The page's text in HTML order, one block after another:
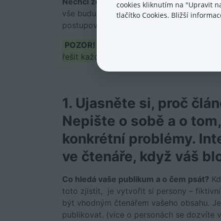
vše budu prezentovat na konkrétních e-
postupoval.
POZOR! Jedná se o zjednodušený postup
řešit každý bod mnohem více do
1. Ujasněte si, proč
Nepište o sobě a o
konkrétní problémy.
ve čtenáře, když váš
Co hledá vaše publikum a o čem psát?
toto zjistit, je vytvořit si persony –
být vhodným čtenářem vašeho obsahu.
publikovat. (více o personách se dozvíte
cookies kliknutím na "Upravit
tlačítko Cookies. Bližší